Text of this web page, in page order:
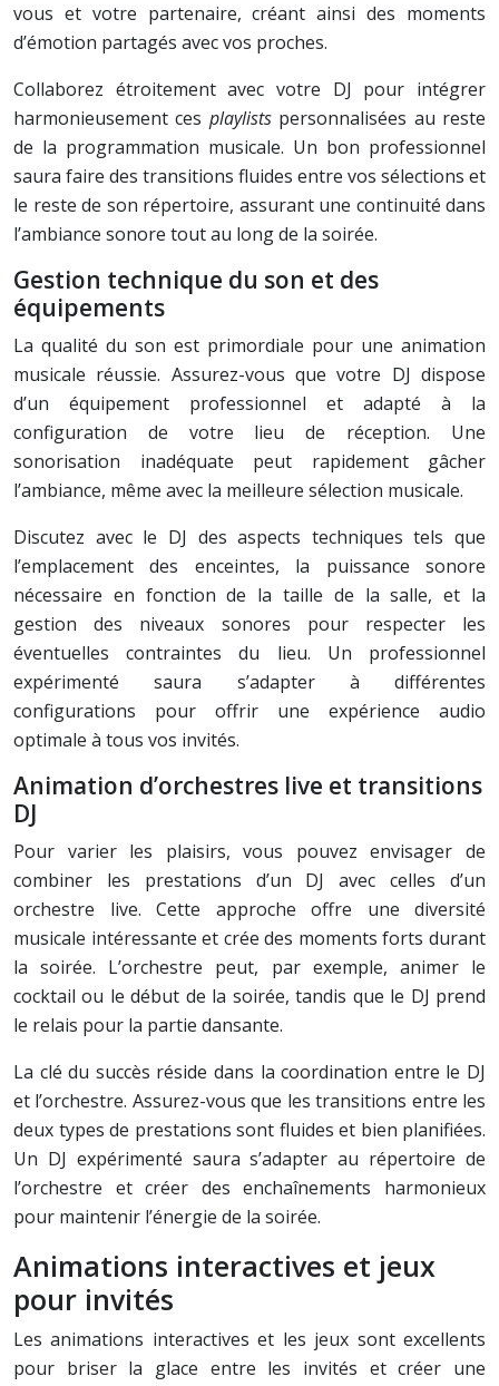
vous et votre partenaire, créant ainsi des moments
d’émotion partagés avec vos proches.
Collaborez étroitement avec votre DJ pour intégrer
harmonieusement ces playlists personnalisées au reste
de la programmation musicale. Un bon professionnel
saura faire des transitions fluides entre vos sélections et
le reste de son répertoire, assurant une continuité dans
l’ambiance sonore tout au long de la soirée.
Gestion technique du son et des
équipements
La qualité du son est primordiale pour une animation
musicale réussie. Assurez-vous que votre DJ dispose
d’un équipement professionnel et adapté à la
configuration de votre lieu de réception. Une
sonorisation inadéquate peut rapidement gâcher
l’ambiance, même avec la meilleure sélection musicale.
Discutez avec le DJ des aspects techniques tels que
l’emplacement des enceintes, la puissance sonore
nécessaire en fonction de la taille de la salle, et la
gestion des niveaux sonores pour respecter les
éventuelles contraintes du lieu. Un professionnel
expérimenté saura s’adapter à différentes
configurations pour offrir une expérience audio
optimale à tous vos invités.
Animation d’orchestres live et transitions
DJ
Pour varier les plaisirs, vous pouvez envisager de
combiner les prestations d’un DJ avec celles d’un
orchestre live. Cette approche offre une diversité
musicale intéressante et crée des moments forts durant
la soirée. L’orchestre peut, par exemple, animer le
cocktail ou le début de la soirée, tandis que le DJ prend
le relais pour la partie dansante.
La clé du succès réside dans la coordination entre le DJ
et l’orchestre. Assurez-vous que les transitions entre les
deux types de prestations sont fluides et bien planifiées.
Un DJ expérimenté saura s’adapter au répertoire de
l’orchestre et créer des enchaînements harmonieux
pour maintenir l’énergie de la soirée.
Animations interactives et jeux
pour invités
Les animations interactives et les jeux sont excellents
pour briser la glace entre les invités et créer une